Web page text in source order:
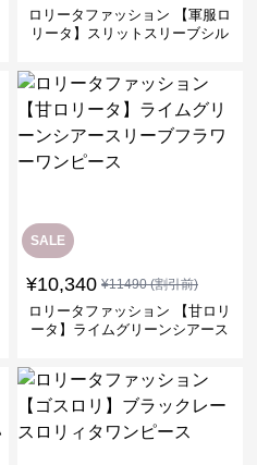
ロリータファッション 【軍服ロ
リータ】スリットスリーブシル
SALE
¥10,340 ¥11490(割引前)
ロリータファッション 【甘ロリ
ータ】ライムグリーンシアース